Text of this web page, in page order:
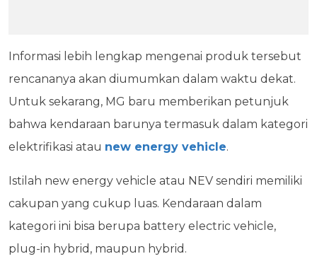
Informasi lebih lengkap mengenai produk tersebut
rencananya akan diumumkan dalam waktu dekat.
Untuk sekarang, MG baru memberikan petunjuk
bahwa kendaraan barunya termasuk dalam kategori
elektrifikasi atau new energy vehicle.
Istilah new energy vehicle atau NEV sendiri memiliki
cakupan yang cukup luas. Kendaraan dalam
kategori ini bisa berupa battery electric vehicle,
plug-in hybrid, maupun hybrid.